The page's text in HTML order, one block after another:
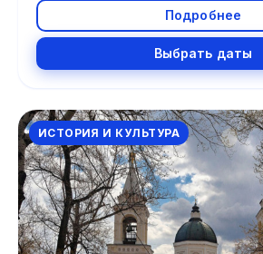
Подробнее
Выбрать даты
ИСТОРИЯ И КУЛЬТУРА